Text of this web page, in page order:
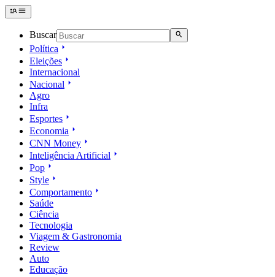
Buscar
Política
Eleições
Internacional
Nacional
Agro
Infra
Esportes
Economia
CNN Money
Inteligência Artificial
Pop
Style
Comportamento
Saúde
Ciência
Tecnologia
Viagem & Gastronomia
Review
Auto
Educação